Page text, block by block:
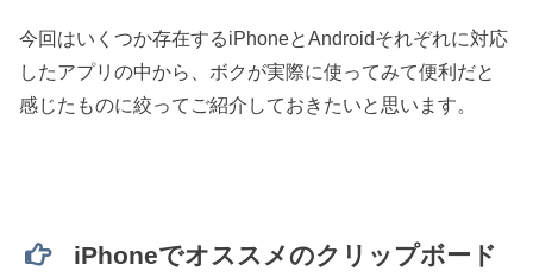
今回はいくつか存在するiPhoneとAndroidそれぞれに対応
したアプリの中から、ボクが実際に使ってみて便利だと
感じたものに絞ってご紹介しておきたいと思います。
iPhoneでオススメのクリップボード